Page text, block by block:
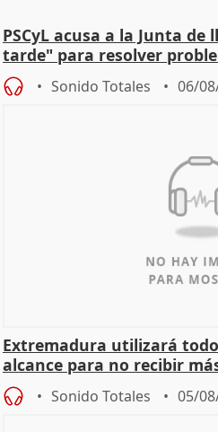
PSCyL acusa a la Junta
tarde" para resolver
Sonido Totales 06/
Extremadura utilizará
alcance para no recibir
Sonido Totales 05/